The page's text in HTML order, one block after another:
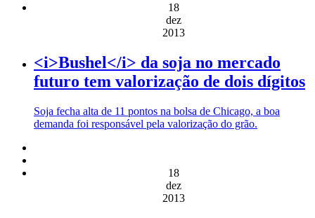
18
dez
2013
<i>Bushel</i> da soja no mercado
futuro tem valorização de dois dígitos
Soja fecha alta de 11 pontos na bolsa de Chicago, a boa
demanda foi responsável pela valorização do grão.
18
dez
2013